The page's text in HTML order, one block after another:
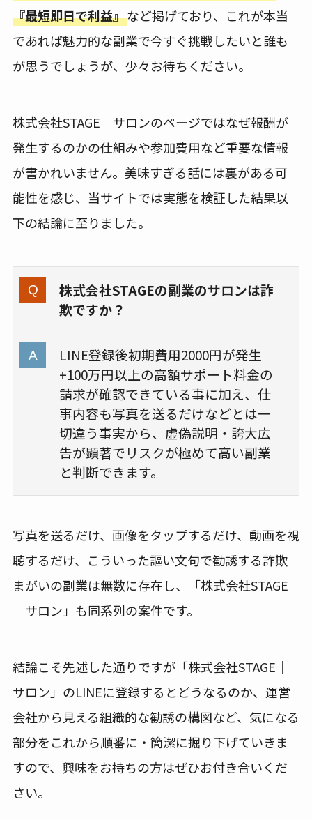
『最短即日で利益』など掲げており、これが本当
であれば魅力的な副業で今すぐ挑戦したいと誰も
が思うでしょうが、少々お待ちください。
株式会社STAGE｜サロンのページではなぜ報酬が
発生するのかの仕組みや参加費用など重要な情報
が書かれいません。美味すぎる話には裏がある可
能性を感じ、当サイトでは実態を検証した結果以
下の結論に至りました。
株式会社STAGEの副業のサロンは詐
欺ですか？
LINE登録後初期費用2000円が発生
+100万円以上の高額サポート料金の
請求が確認できている事に加え、仕
事内容も写真を送るだけなどとは一
切違う事実から、虚偽説明・誇大広
告が顕著でリスクが極めて高い副業
と判断できます。
写真を送るだけ、画像をタップするだけ、動画を視
聴するだけ、こういった謳い文句で勧誘する詐欺
まがいの副業は無数に存在し、「株式会社STAGE
｜サロン」も同系列の案件です。
結論こそ先述した通りですが「株式会社STAGE｜
サロン」のLINEに登録するとどうなるのか、運営
会社から見える組織的な勧誘の構図など、気になる
部分をこれから順番に・簡潔に掘り下げていきま
すので、興味をお持ちの方はぜひお付き合いくだ
さい。